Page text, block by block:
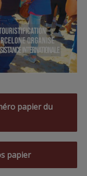
papier du
papier